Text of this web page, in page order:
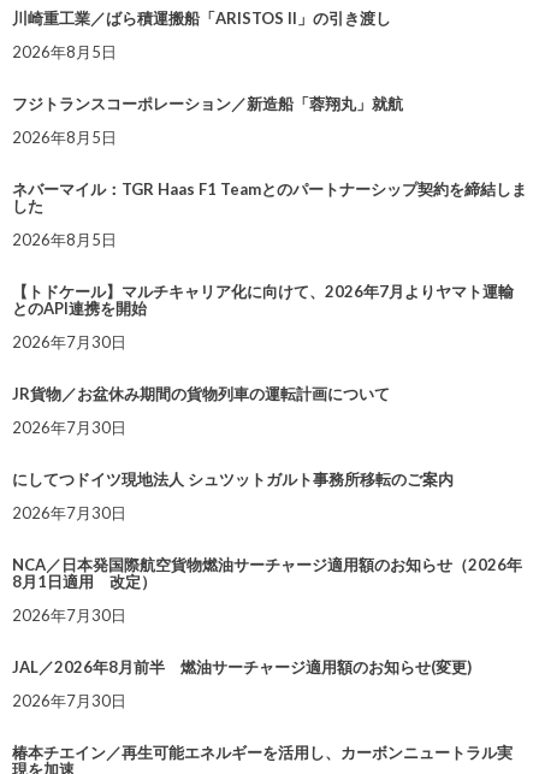
川崎重工業／ばら積運搬船「ARISTOS II」の引き渡し
2026年8月5日
フジトランスコーポレーション／新造船「蓉翔丸」就航
2026年8月5日
ネバーマイル：TGR Haas F1 Teamとのパートナーシップ契約を締結しま
した
2026年8月5日
【トドケール】マルチキャリア化に向けて、2026年7月よりヤマト運輸
とのAPI連携を開始
2026年7月30日
JR貨物／お盆休み期間の貨物列車の運転計画について
2026年7月30日
にしてつドイツ現地法人 シュツットガルト事務所移転のご案内
2026年7月30日
NCA／日本発国際航空貨物燃油サーチャージ適用額のお知らせ（2026年
8月1日適用 改定）
2026年7月30日
JAL／2026年8月前半 燃油サーチャージ適用額のお知らせ(変更)
2026年7月30日
椿本チエイン／再生可能エネルギーを活用し、カーボンニュートラル実
現を加速